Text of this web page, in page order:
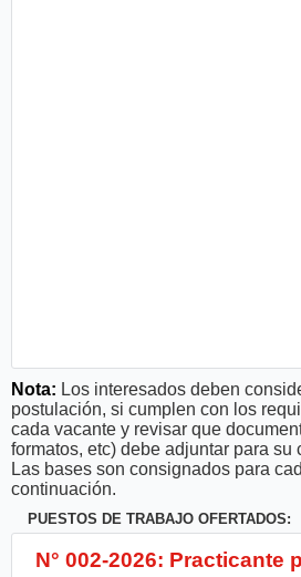
Nota: Los interesados deben
postulación, si cumplen con los
cada vacante y revisar que
formatos, etc) debe adjuntar para su
Las bases son consignados para
continuación.
PUESTOS DE TRABAJO OFERTADOS:
N° 002-2026: Practicante